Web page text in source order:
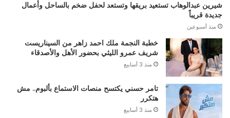
شيرين عبدالوهاب تستعيد بريقها وتستعد لحفل ضخم بالساحل وأعمال
جديدة قريباً
منذ أسبوعين
خطبة النجمة ملك احمد زاهر من السيناريست
شريف عمرو الليثي بحضور الأهل والأصدقاء
منذ 3 أسابيع
تامر حسني يكتسح منصات الاستماع بألبوم.. مش
هتكرر
منذ 3 أسابيع